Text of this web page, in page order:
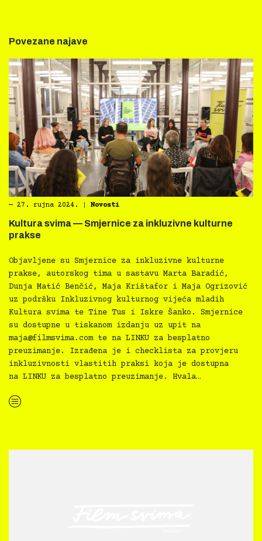
Povezane najave
― 27. rujna 2024. Novosti
Kultura svima — Smjernice za inkluzivne kulturne
prakse
Objavljene su Smjernice za inkluzivne kulturne
prakse, autorskog tima u sastavu Marta Baradić,
Dunja Matić Benčić, Maja Krištafor i Maja Ogrizović
uz podršku Inkluzivnog kulturnog vijeća mladih
Kultura svima te Tine Tus i Iskre Šanko. Smjernice
su dostupne u tiskanom izdanju uz upit na
maja@filmsvima.comte na LINKU za besplatno
preuzimanje. Izrađena je i checklista za provjeru
inkluzivnosti vlastitih praksi koja je dostupna
na LINKU za besplatno preuzimanje. Hvala…
“Kultura svima — Smjernice za inkluzivne kulturne prakse”